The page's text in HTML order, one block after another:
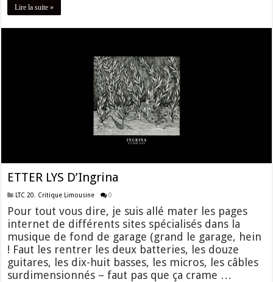
Lire la suite »
ETTER LYS D’Ingrina
LTC 20, Critique Limousine 0
Pour tout vous dire, je suis allé mater les pages
internet de différents sites spécialisés dans la
musique de fond de garage (grand le garage, hein
! Faut les rentrer les deux batteries, les douze
guitares, les dix-huit basses, les micros, les câbles
surdimensionnés – faut pas que ça crame …